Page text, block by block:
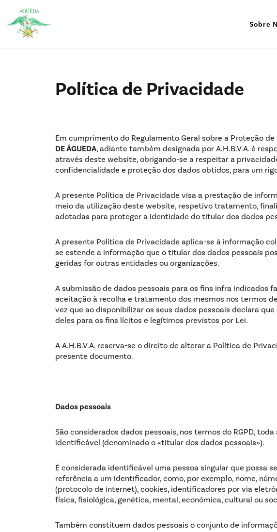
Sobre
Política de Privacidade
Em cumprimento do Regulamento Geral sobre a Proteção de
DE ÁGUEDA, adiante também designada por A.H.B.V.A. é
através deste website, obrigando-se a respeitar a
confidencialidade e proteção dos dados obtidos, para um
A presente Política de Privacidade visa a prestação de
meio da utilização deste website, respetivo tratamento,
adotadas para proteger a identidade do titular dos dados
A presente Política de Privacidade aplica-se à informação
se estende a informação que o titular dos dados pessoais
geridas for outras entidades ou organizações.
A submissão de dados pessoais para os fins infra indicados
aceitação à recolha e tratamento dos mesmos nos termos
vez que ao disponibilizar os seus dados pessoais declara
deles para os fins lícitos e legítimos previstos por Lei.
A A.H.B.V.A. reserva-se o direito de alterar a Política de
presente documento.
Dados pessoais
São considerados dados pessoais, nos termos do RGPD,
identificável (denominado o «titular dos dados pessoais»).
É considerada identificável uma pessoa singular que possa
referência a um identificador, como, por exemplo, nome,
(protocolo de internet), cookies, identificadores por via
física, fisiológica, genética, mental, económica, cultural ou
Também constituem dados pessoais o conjunto de